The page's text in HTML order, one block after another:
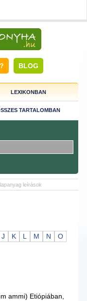
BLOG
LEXIKONBAN
TARTALOMBAN
leírások
J K L M N
O
ammi) Etiópiában,